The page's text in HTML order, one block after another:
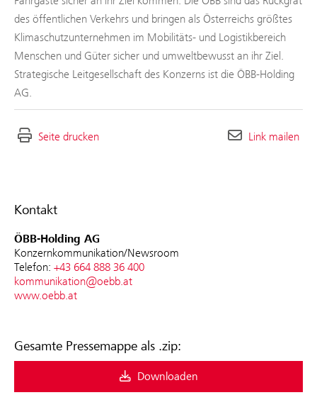
Kontakt
ÖBB-Holding AG
Konzernkommunikation/Newsroom
Telefon: +43 664 888 36 400
kommunikation@oebb.at
www.oebb.at
Gesamte Pressemappe als .zip:
Downloaden
des öffentlichen Verkehrs und bringen als Österreichs größtes
Klimaschutzunternehmen im Mobilitäts- und Logistikbereich
Menschen und Güter sicher und umweltbewusst an ihr Ziel.
Strategische Leitgesellschaft des Konzerns ist die ÖBB-Holding
AG.
Seite drucken Link mailen